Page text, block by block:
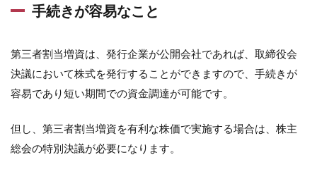
手続きが容易なこと
第三者割当増資は、発行企業が公開会社であれば、取締役会
決議において株式を発行することができますので、手続きが
容易であり短い期間での資金調達が可能です。
但し、第三者割当増資を有利な株価で実施する場合は、株主
総会の特別決議が必要になります。